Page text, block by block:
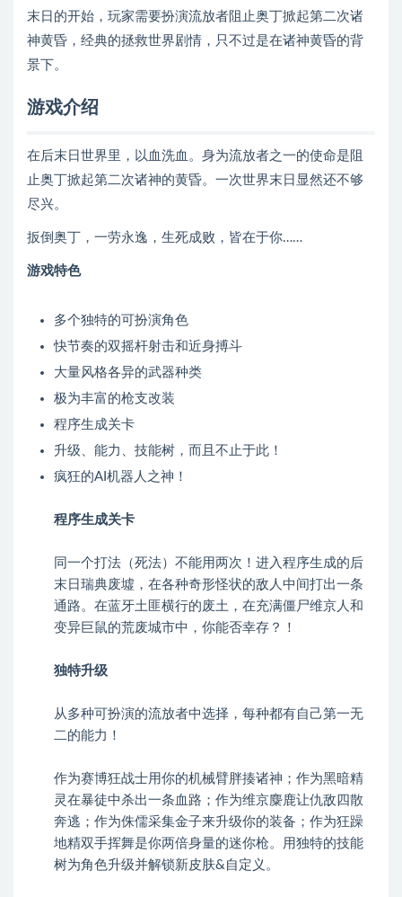
末日的开始，玩家需要扮演流放者阻止奥丁掀起第二次诸
神黄昏，经典的拯救世界剧情，只不过是在诸神黄昏的背
景下。
游戏介绍
在后末日世界里，以血洗血。身为流放者之一的使命是阻
止奥丁掀起第二次诸神的黄昏。一次世界末日显然还不够
尽兴。
扳倒奥丁，一劳永逸，生死成败，皆在于你……
游戏特色
多个独特的可扮演角色
快节奏的双摇杆射击和近身搏斗
大量风格各异的武器种类
极为丰富的枪支改装
程序生成关卡
升级、能力、技能树，而且不止于此！
疯狂的AI机器人之神！
程序生成关卡
同一个打法（死法）不能用两次！进入程序生成的后
末日瑞典废墟，在各种奇形怪状的敌人中间打出一条
通路。在蓝牙土匪横行的废土，在充满僵尸维京人和
变异巨鼠的荒废城市中，你能否幸存？！
独特升级
从多种可扮演的流放者中选择，每种都有自己第一无
二的能力！
作为赛博狂战士用你的机械臂胖揍诸神；作为黑暗精
灵在暴徒中杀出一条血路；作为维京麋鹿让仇敌四散
奔逃；作为侏儒采集金子来升级你的装备；作为狂躁
地精双手挥舞是你两倍身量的迷你枪。用独特的技能
树为角色升级并解锁新皮肤&自定义。